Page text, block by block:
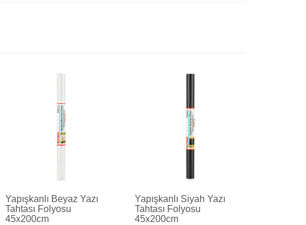
Yapışkanlı Beyaz Yazı
Tahtası Folyosu
45x200cm
Yapışkanlı Siyah Yazı
Tahtası Folyosu
45x200cm